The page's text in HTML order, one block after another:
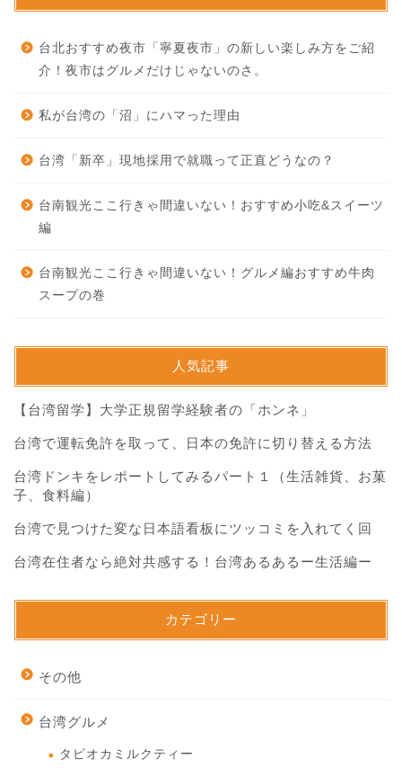
台北おすすめ夜市「寧夏夜市」の新しい楽しみ方をご紹
介！夜市はグルメだけじゃないのさ。
私が台湾の「沼」にハマった理由
台湾「新卒」現地採用で就職って正直どうなの？
台南観光ここ行きゃ間違いない！おすすめ小吃&スイーツ
編
台南観光ここ行きゃ間違いない！グルメ編おすすめ牛肉
スープの巻
人気記事
【台湾留学】大学正規留学経験者の「ホンネ」
台湾で運転免許を取って、日本の免許に切り替える方法
台湾ドンキをレポートしてみるパート１（生活雑貨、お菓
子、食料編）
台湾で見つけた変な日本語看板にツッコミを入れてく回
台湾在住者なら絶対共感する！台湾あるあるー生活編ー
カテゴリー
その他
台湾グルメ
タピオカミルクティー